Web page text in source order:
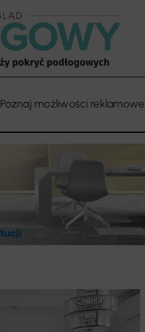
Poznaj możliwości reklamowe